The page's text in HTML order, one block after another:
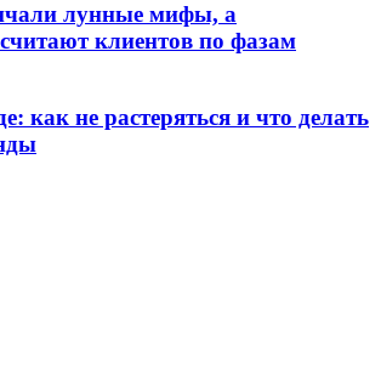
лунные мифы, а
клиентов по фазам
как не растеряться и что делать